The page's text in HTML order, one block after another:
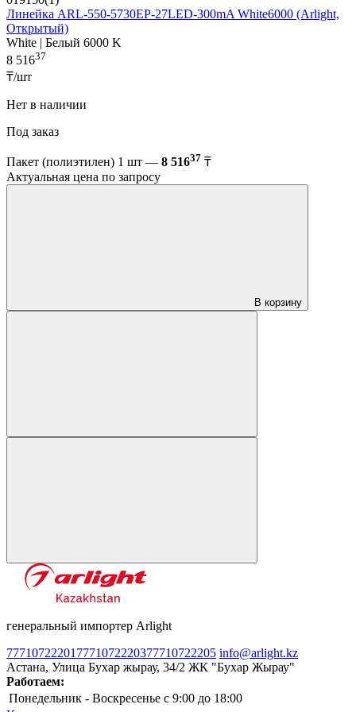
Линейка ARL-550-5730EP-27LED-300mA White6000 (Arlight,
Открытый)
White | Белый 6000 K
8 51637
₸/шт
Нет в наличии
Под заказ
Пакет (полиэтилен) 1 шт — 8 51637 ₸
Актуальная цена по запросу
В корзину
генеральный импортер Arlight
77710722201 7771072220377710722205 info@arlight.kz
Астана, Улица Бухар жырау, 34/2 ЖК "Бухар Жырау"
Работаем:
Понедельник - Воскресенье c 9:00 до 18:00